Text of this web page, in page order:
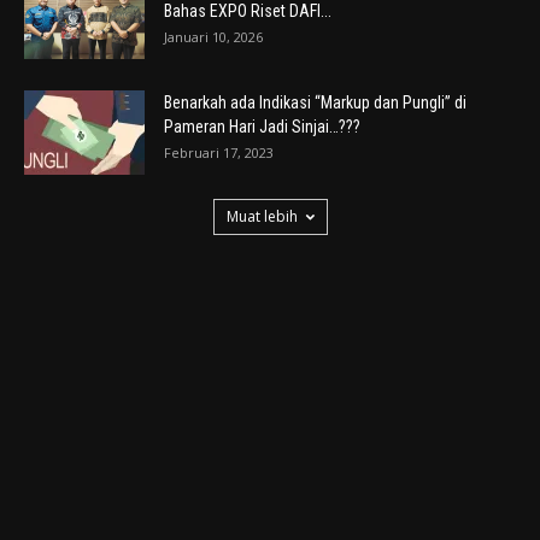
Bahas EXPO Riset DAFI...
Januari 10, 2026
Benarkah ada Indikasi “Markup dan Pungli” di
Pameran Hari Jadi Sinjai…???
Februari 17, 2023
Muat lebih